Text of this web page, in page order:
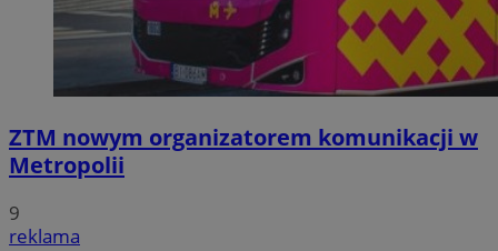
ZTM nowym organizatorem komunikacji w
Metropolii
9
reklama